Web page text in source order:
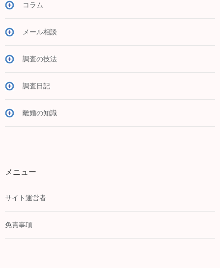
コラム
メール相談
調査の技法
調査日記
離婚の知識
メニュー
サイト運営者
免責事項